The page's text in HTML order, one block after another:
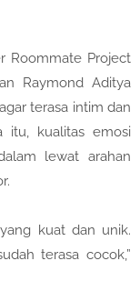
Roommate Project
Raymond Aditya
terasa intim dan
itu, kualitas emosi
lewat arahan
kuat dan unik.
terasa cocok,”